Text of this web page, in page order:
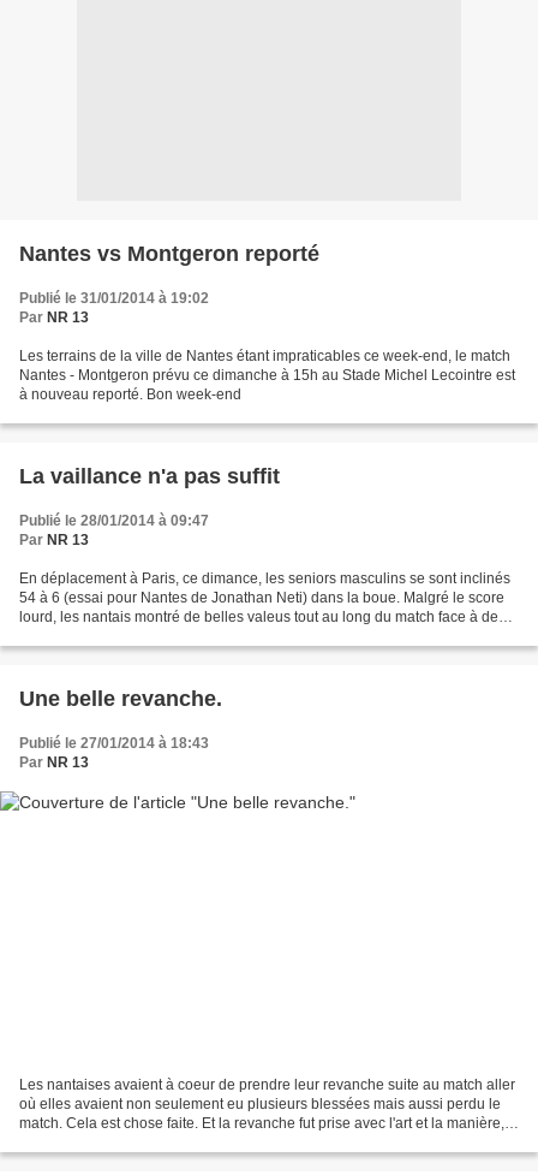
Nantes vs Montgeron reporté
Publié le 31/01/2014 à 19:02
Par NR 13
Les terrains de la ville de Nantes étant impraticables ce week-end, le match
Nantes - Montgeron prévu ce dimanche à 15h au Stade Michel Lecointre est
à nouveau reporté. Bon week-end
La vaillance n'a pas suffit
Publié le 28/01/2014 à 09:47
Par NR 13
En déplacement à Paris, ce dimance, les seniors masculins se sont inclinés
54 à 6 (essai pour Nantes de Jonathan Neti) dans la boue. Malgré le score
lourd, les nantais montré de belles valeus tout au long du match face à de
Une belle revanche.
Publié le 27/01/2014 à 18:43
Par NR 13
Les nantaises avaient à coeur de prendre leur revanche suite au match aller
où elles avaient non seulement eu plusieurs blessées mais aussi perdu le
match. Cela est chose faite. Et la revanche fut prise avec l'art et la manière,